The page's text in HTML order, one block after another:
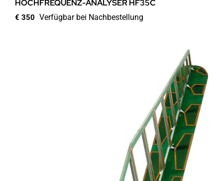
HOCHFREQUENZ-ANALYSER HF35C
€ 350 Verfügbar bei Nachbestellung